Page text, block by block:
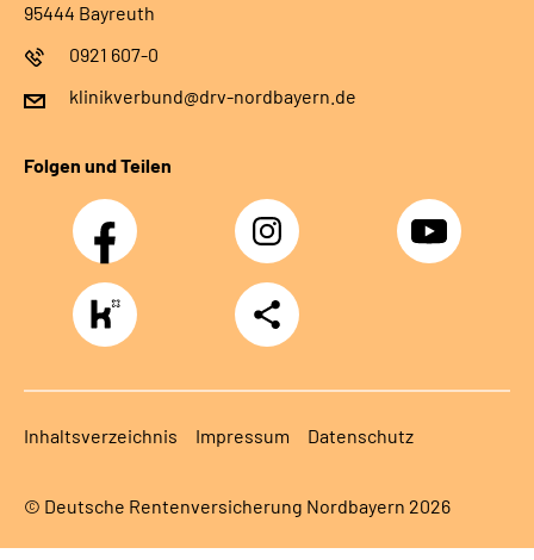
95444 Bayreuth
0921 607-0
klinikverbund@drv-nordbayern.de
Folgen und Teilen
Facebook Instagram Youtube
https://www.kununu.com/de/deutsche-
rentenversicherung-
nordbayern6
Teilen
Inhaltsverzeichnis Impressum Datenschutz
© Deutsche Rentenversicherung Nordbayern 2026